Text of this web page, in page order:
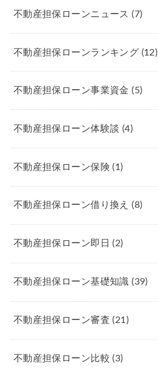
不動産担保ローンニュース(7)
不動産担保ローンランキング (12)
不動産担保ローン事業資金(5)
不動産担保ローン体験談 (4)
不動産担保ローン保険(1)
不動産担保ローン借り換え(8)
不動産担保ローン即日(2)
不動産担保ローン基礎知識(39)
不動産担保ローン審査(21)
不動産担保ローン比較(3)